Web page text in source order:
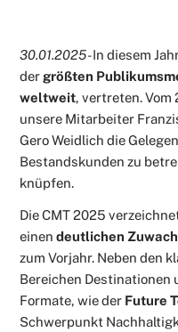
30.01.2025 -In diesem
der größten
weltweit, vertreten. Vom
unsere Mitarbeiter
Gero Weidlich die
Bestandskunden zu
knüpfen.
Die CMT 2025
einendeutlichen
zum Vorjahr. Neben den
Bereichen Destinationen
Formate, wie der Future
Schwerpunkt